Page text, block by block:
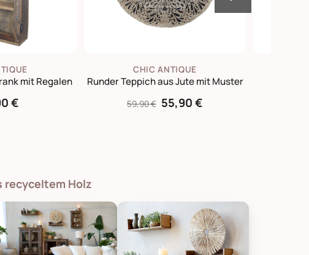
mit Regalen
€
CHIC ANTIQUE
Runder Teppich aus Jute mit Muster
59,90 € 55,90 €
recyceltem Holz